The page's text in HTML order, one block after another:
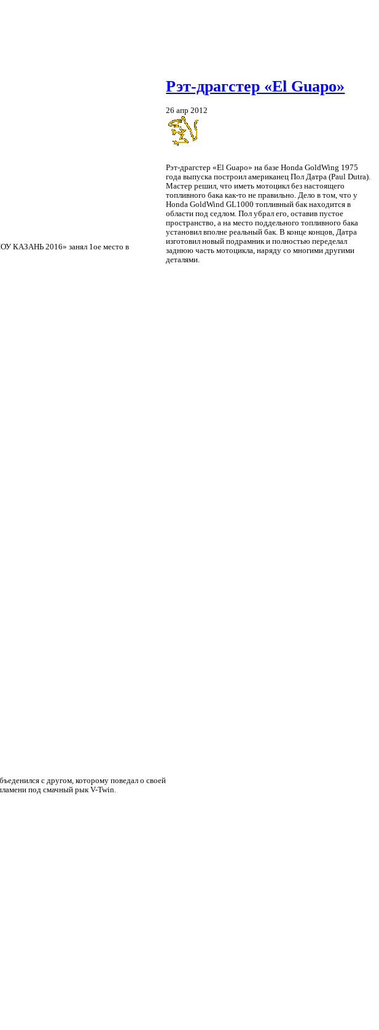
КАЗАНЬ 2016» занял 1ое место в
с другом, которому поведал о своей
под смачный рык V-Twin.
Рэт-драгстер «El Guapo»
26 апр 2012
Рэт-драгстер «El Guapo» на базе Honda GoldWing 1975
года выпуска построил американец Пол Датра (Paul Dutra).
Мастер решил, что иметь мотоцикл без настоящего
топливного бака как-то не правильно. Дело в том, что у
Honda GoldWind GL1000 топливный бак находится в
области под седлом. Пол убрал его, оставив пустое
пространство, а на место поддельного топливного бака
установил вполне реальный бак. В конце концов, Датра
изготовил новый подрамник и полностью переделал
заднюю часть мотоцикла, наряду со многими другими
деталями.